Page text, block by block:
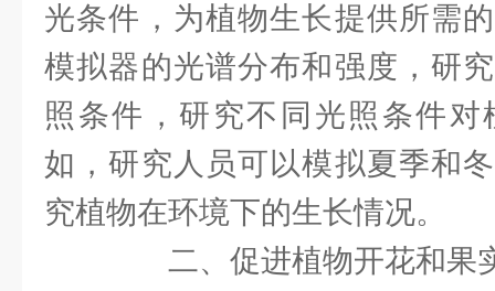
光条件，为植物生长提供所需
模拟器的光谱分布和强度，研
照条件，研究不同光照条件
如，研究人员可以模拟夏季和
究植物在环境下的生长情况。
二、促进植物开花和果